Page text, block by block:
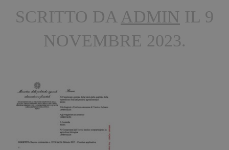
SCRITTO DA ADMIN IL 9
NOVEMBRE 2023.